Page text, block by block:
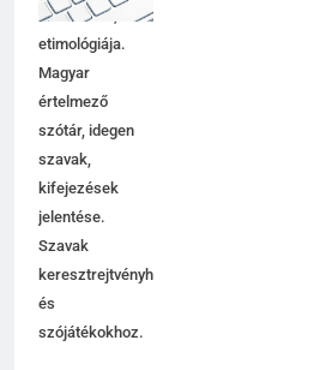
használata,
etimológiája.
Magyar
értelmező
szótár, idegen
szavak,
kifejezések
jelentése.
Szavak
keresztrejtvényhez
és
szójátékokhoz.